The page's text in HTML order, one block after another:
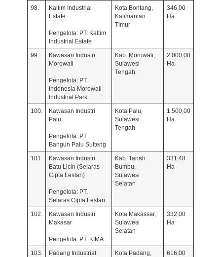
98.
Kaltim Industrial
Estate
Pengelola: PT. Kaltim
Industrial Estate
Kota Bontang,
Kalimantan
Timur
346,00
Ha
99.
Kawasan Industri
Morowali
Pengelola: PT
Indonesia Morowali
Industrial Park
Kab. Morowali,
Sulawesi
Tengah
2.000,00
Ha
100.
Kawasan Industri
Palu
Pengelola: PT
Bangun Palu Sulteng
Kota Palu,
Sulawesi
Tengah
1.500,00
Ha
101.
Kawasan Industri
Batu Licin (Selaras
Cipta Lestari)
Pengelola: PT.
Selaras Cipta Lestari
Kab. Tanah
Bumbu,
Sulawesi
Selatan
331,48
Ha
102.
Kawasan Industri
Makasar
Pengelola: PT. KIMA
Kota Makassar,
Sulawesi
Selatan
332,00
Ha
103.
Padang Industrial
Kota Padang,
616,00